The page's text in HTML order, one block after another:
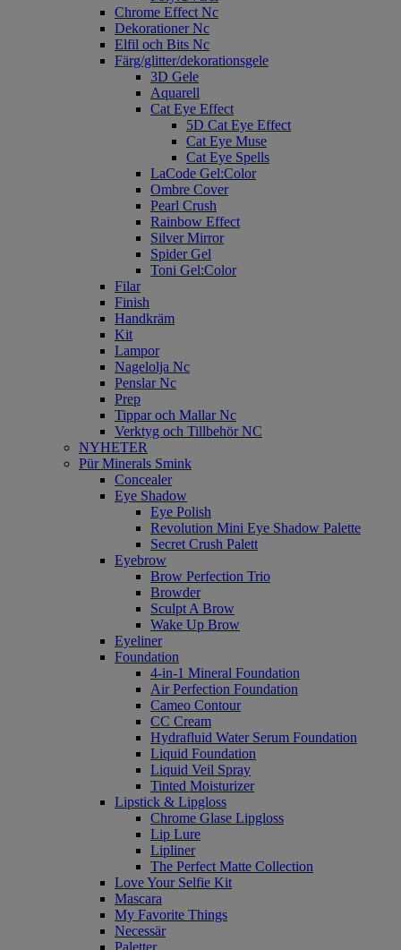
Chrome Effect Nc
Dekorationer Nc
Elfil och Bits Nc
Färg/glitter/dekorationsgele
3D Gele
Aquarell
Cat Eye Effect
5D Cat Eye Effect
Cat Eye Muse
Cat Eye Spells
LaCode Gel:Color
Ombre Cover
Pearl Crush
Rainbow Effect
Silver Mirror
Spider Gel
Toni Gel:Color
Filar
Finish
Handkräm
Kit
Lampor
Nagelolja Nc
Penslar Nc
Prep
Tippar och Mallar Nc
Verktyg och Tillbehör NC
NYHETER
Pür Minerals Smink
Concealer
Eye Shadow
Eye Polish
Revolution Mini Eye Shadow Palette
Secret Crush Palett
Eyebrow
Brow Perfection Trio
Browder
Sculpt A Brow
Wake Up Brow
Eyeliner
Foundation
4-in-1 Mineral Foundation
Air Perfection Foundation
Cameo Contour
CC Cream
Hydrafluid Water Serum Foundation
Liquid Foundation
Liquid Veil Spray
Tinted Moisturizer
Lipstick & Lipgloss
Chrome Glase Lipgloss
Lip Lure
Lipliner
The Perfect Matte Collection
Love Your Selfie Kit
Mascara
My Favorite Things
Necessär
Paletter